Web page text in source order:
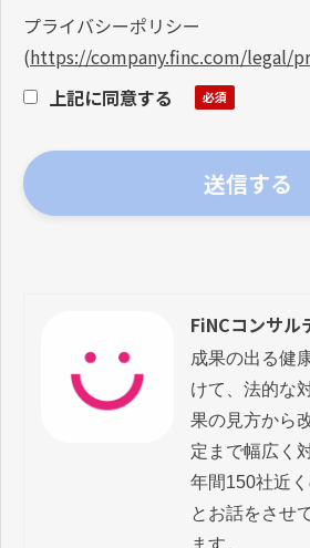
プライバシーポリシー
(https://company.finc.com/legal/
上記に同意する
FiNCコンサル
成果の出る健
けて、法的な
果の見方から
定まで幅広く
年間150社近
とお話をさせ
ます。